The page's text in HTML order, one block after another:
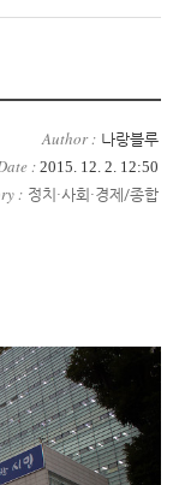
Author : 나랑블루
: 2015. 12. 2. 12:50
: 정치·사회·경제/종합